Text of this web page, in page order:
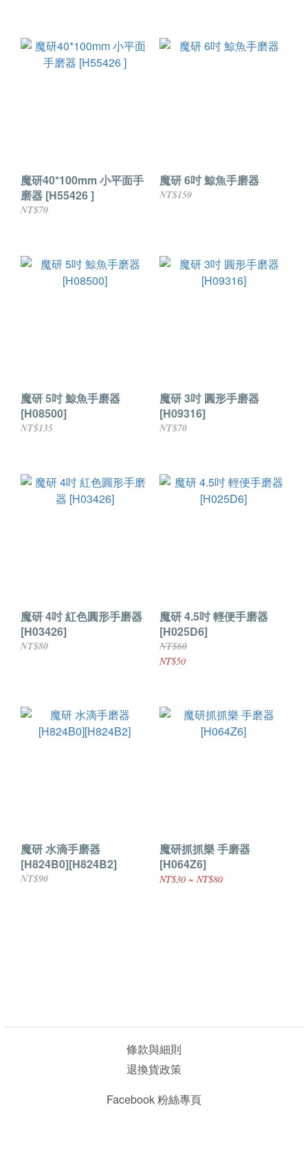
魔研40*100mm 小平面手
磨器 [H55426 ]
NT$70
魔研 6吋 鯨魚手磨器
NT$150
魔研 5吋 鯨魚手磨器
[H08500]
NT$135
魔研 3吋 圓形手磨器
[H09316]
NT$70
魔研 4吋 紅色圓形手磨器
[H03426]
NT$80
魔研 4.5吋 輕便手磨器
[H025D6]
NT$60
NT$50
魔研 水滴手磨器
[H824B0][H824B2]
NT$90
魔研抓抓樂 手磨器
[H064Z6]
NT$30 ~ NT$80
條款與細則
退換貨政策
Facebook 粉絲專頁